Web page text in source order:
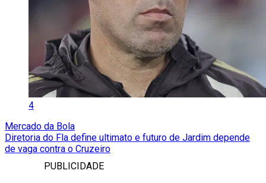
4
Mercado da Bola
Diretoria do Fla define ultimato e futuro de Jardim depende
de vaga contra o Cruzeiro
PUBLICIDADE